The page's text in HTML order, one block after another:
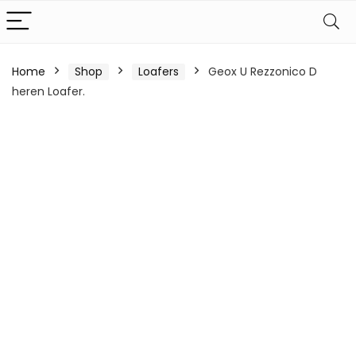
Home Shop Loafers
Geox U Rezzonico D
heren Loafer.